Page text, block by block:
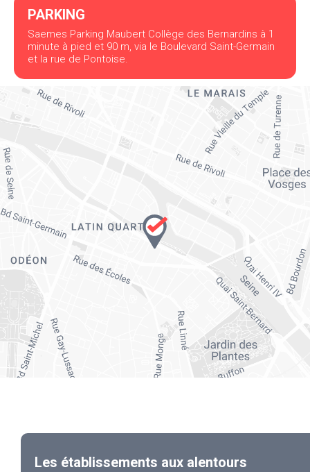
PARKING
Saemes Parking Maubert Collège des Bernardins à 1
minute à pied et 90 m, via le Boulevard Saint-Germain
et la rue de Pontoise.
Les établissements aux alentours